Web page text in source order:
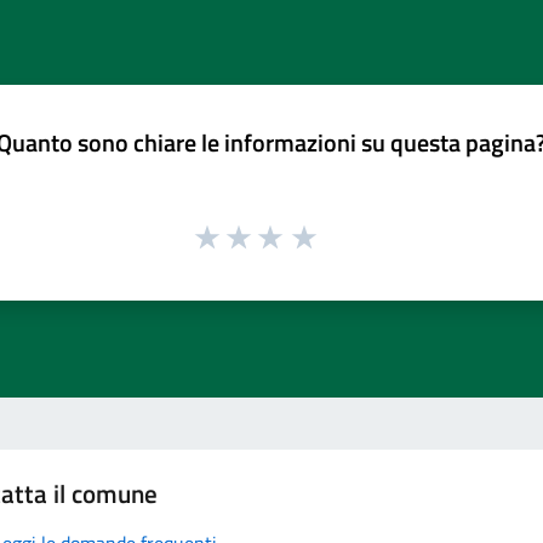
sono chiare le informazioni su questa
il comune